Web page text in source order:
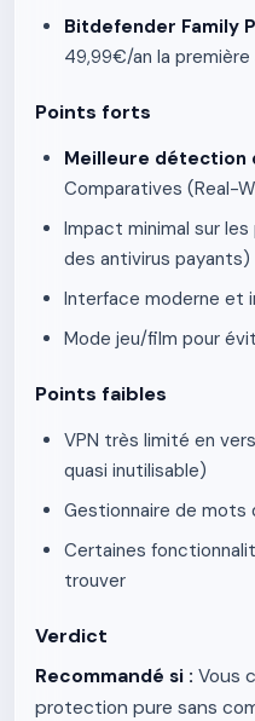
Bitdefender Family
49,99€/an la première
Points forts
Meilleure détection
Comparatives (Real-
Impact minimal sur
des antivirus payants)
Interface moderne et
Mode jeu/film pour
Points faibles
VPN très limité en
quasi inutilisable)
Gestionnaire de mots
Certaines
trouver
Verdict
Recommandé si : Vous
protection pure sans